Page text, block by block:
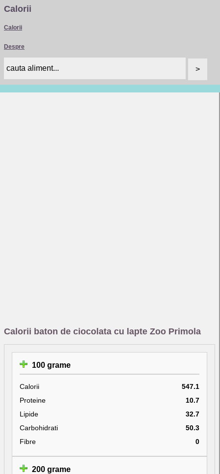
Calorii
Calorii
Despre
Calorii baton de ciocolata cu lapte Zoo Primola
100 grame
Calorii
547.1
Proteine
10.7
Lipide
32.7
Carbohidrati
50.3
Fibre
0
200 grame